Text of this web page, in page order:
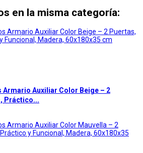
en la misma categoría:
Armario Auxiliar Color Beige – 2
Práctico...